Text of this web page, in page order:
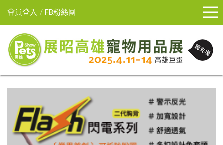
會員登入 FB粉絲團